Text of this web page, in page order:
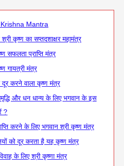
Krishna Mantra
कृष्ण का सप्तदशाक्षर महामंत्र
सफलता प्राप्ति मंत्र
गायत्री मंत्र
दूर करने वाला कृष्ण मंत्र
और धन धान्य के लिए भगवान के इस
?
करने के लिए भगवान श्री कृष्ण मंत्र
को दूर करता है यह कृष्ण मंत्र
के लिए श्री कृष्णा मंत्र